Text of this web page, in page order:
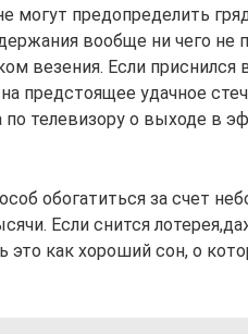
могут предопределить
вообще ни чего не
везения. Если
предстоящее удачное
по телевизору о выходе в
обогатиться за счет
Если снится
это как хороший сон, о